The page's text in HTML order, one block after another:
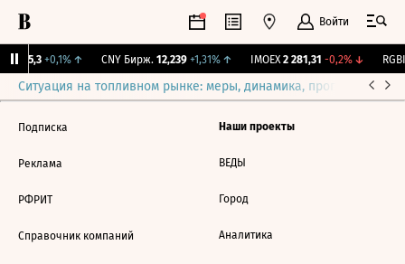
Войти
115,3 +0,1%↑ CNY Бирж. 12,239 +1,31%↑ IMOEX 2 281,31 -0,2%↓
Ситуация на топливном рынке: меры, динамика, прогнозы
Подписка
Реклама
РФРИТ
Справочник компаний
Наши проекты
ВЕДЫ
Город
Аналитика